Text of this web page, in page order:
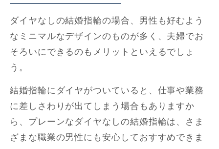
ダイヤなしの結婚指輪の場合、男性も好むよう
なミニマルなデザインのものが多く、夫婦でお
そろいにできるのもメリットといえるでしょ
う。
結婚指輪にダイヤがついていると、仕事や業務
に差しさわりが出てしまう場合もありますか
ら、プレーンなダイヤなしの結婚指輪は、さま
ざまな職業の男性にも安心しておすすめできま